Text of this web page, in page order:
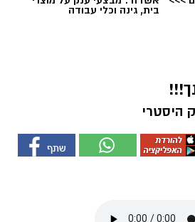
בית, גינה וכלי עבודה
היסטרי